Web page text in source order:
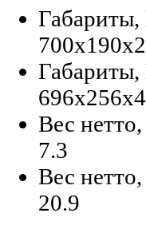
Вес
7.3
Вес
20.9